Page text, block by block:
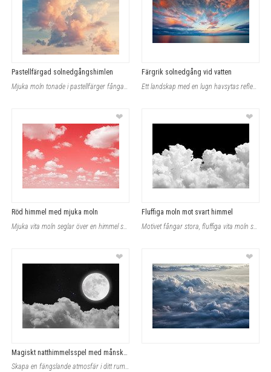
Pastellfärgad solnedgångshimlen
Mjuka moln tonade i pastellfärger fångar blickarna i denna tapet, som skildrar e
Färgrik solnedgång vid vatten
Ett landskap med en lugn havsytas reflektion och himmel fylld av färgrika moln i
❤
Röd himmel med mjuka moln
Mjuka vita moln seglar över en himmel som strålar i röda toner och skapar en var
❤
Fluffiga moln mot svart himmel
Motivet fångar stora, fluffiga vita moln som står i skarp kontrast mot en svart
❤
Skapa en fängslande atmosfär i ditt rum med denna tapet som sprakar av kontrast
❤